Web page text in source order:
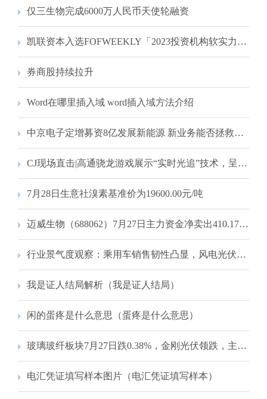
仅三生物完成6000万人民币天使轮融资
凯联资本入选FOFWEEKLY「2023投资机构软实力排行榜」TOP20！
券商股持续拉升
Word在哪里插入域 word插入域方法介绍
中京电子定增募资8亿发展新能源 新业务能否拯救业绩？
CJ现场直击|高通骁龙游戏展示“实时光追”技术，呈现现实级逼真光照效果
7月28日生意社溴素基准价为19600.00元/吨
迈威生物（688062）7月27日主力资金净卖出410.17万元
行业景气度观察：乘用车销售韧性凸显，风电光伏装机高增
我是证人结局解析（我是证人结局）
闲的蛋疼是什么意思（蛋疼是什么意思）
玻璃玻纤板块7月27日跌0.38%，金刚光伏领跌，主力资金净流出7808.95万元
电汇凭证填写样本图片（电汇凭证填写样本）